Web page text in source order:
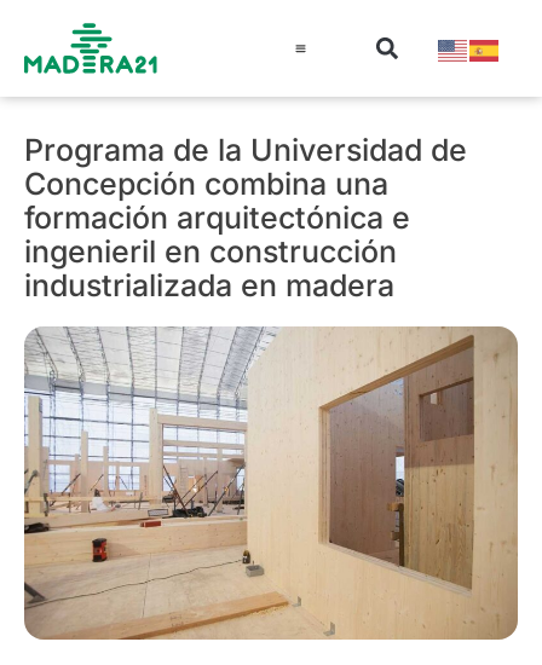
Programa de la Universidad de
Concepción combina una
formación arquitectónica e
ingenieril en construcción
industrializada en madera